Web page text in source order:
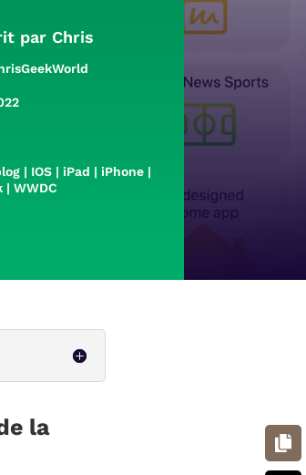
par Chris
| IOS |iPad |iPhone |
|WWDC
la